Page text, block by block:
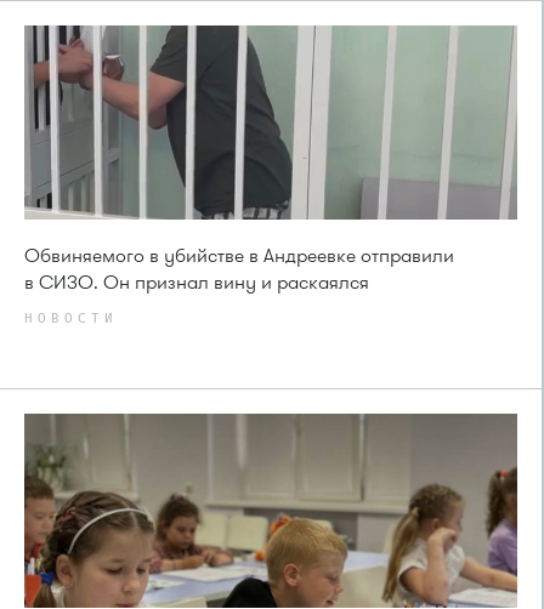
Обвиняемого в убийстве в Андреевке отправили
в СИЗО. Он признал вину и раскаялся
НОВОСТИ